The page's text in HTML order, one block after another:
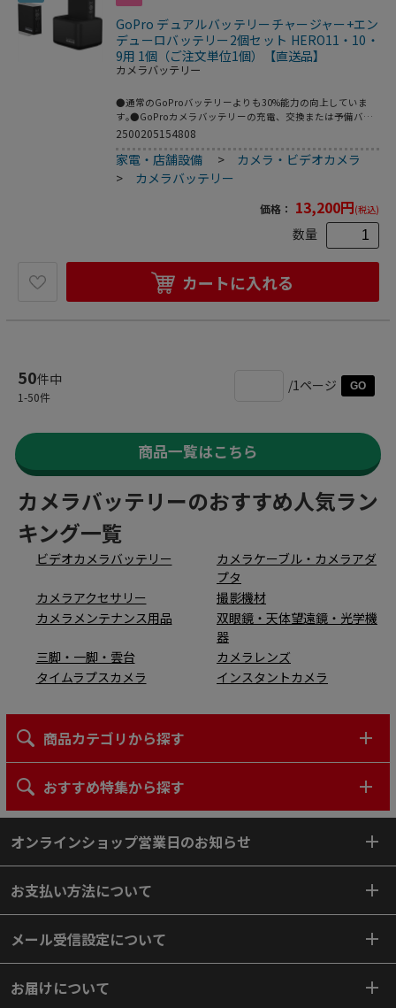
GoPro デュアルバッテリーチャージャー+エン
デューロバッテリー2個セット HERO11・10・
9用 1個（ご注文単位1個）【直送品】
カメラバッテリー
●通常のGoProバッテリーよりも30%能力の向上していま
す｡●GoProカメラバッテリーの充電、交換または予備バッ
テリーとして。●適合機種:HERO12・11・10・09●幅
(mm):27●奥行(mm):37●高さ(mm):45●容量
(mAh):1720●HERO12・11・10・9用のバッテリーチャージ
ャーと予備バッテリーの2個セット●デュアルバッテリーチ
ャージャー(HERO11/10/9用)×1●エンデューロバッテリー
(HERO11/10/9用)×2●USB-Cケーブル(0.45m)
2500205154808
家電・店舗設備 > カメラ・ビデオカメラ
> カメラバッテリー
価格： 13,200円(税込)
数量
カートに入れる
50件中
1-50件
/1ページ GO
商品一覧はこちら
カメラバッテリーのおすすめ人気ラン
キング一覧
ビデオカメラバッテリー
カメラケーブル・カメラアダ
プタ
カメラアクセサリー
撮影機材
カメラメンテナンス用品
双眼鏡・天体望遠鏡・光学機
器
三脚・一脚・雲台
カメラレンズ
タイムラプスカメラ
インスタントカメラ
商品カテゴリから探す
おすすめ特集から探す
オンラインショップ営業日のお知らせ
お支払い方法について
メール受信設定について
お届けについて